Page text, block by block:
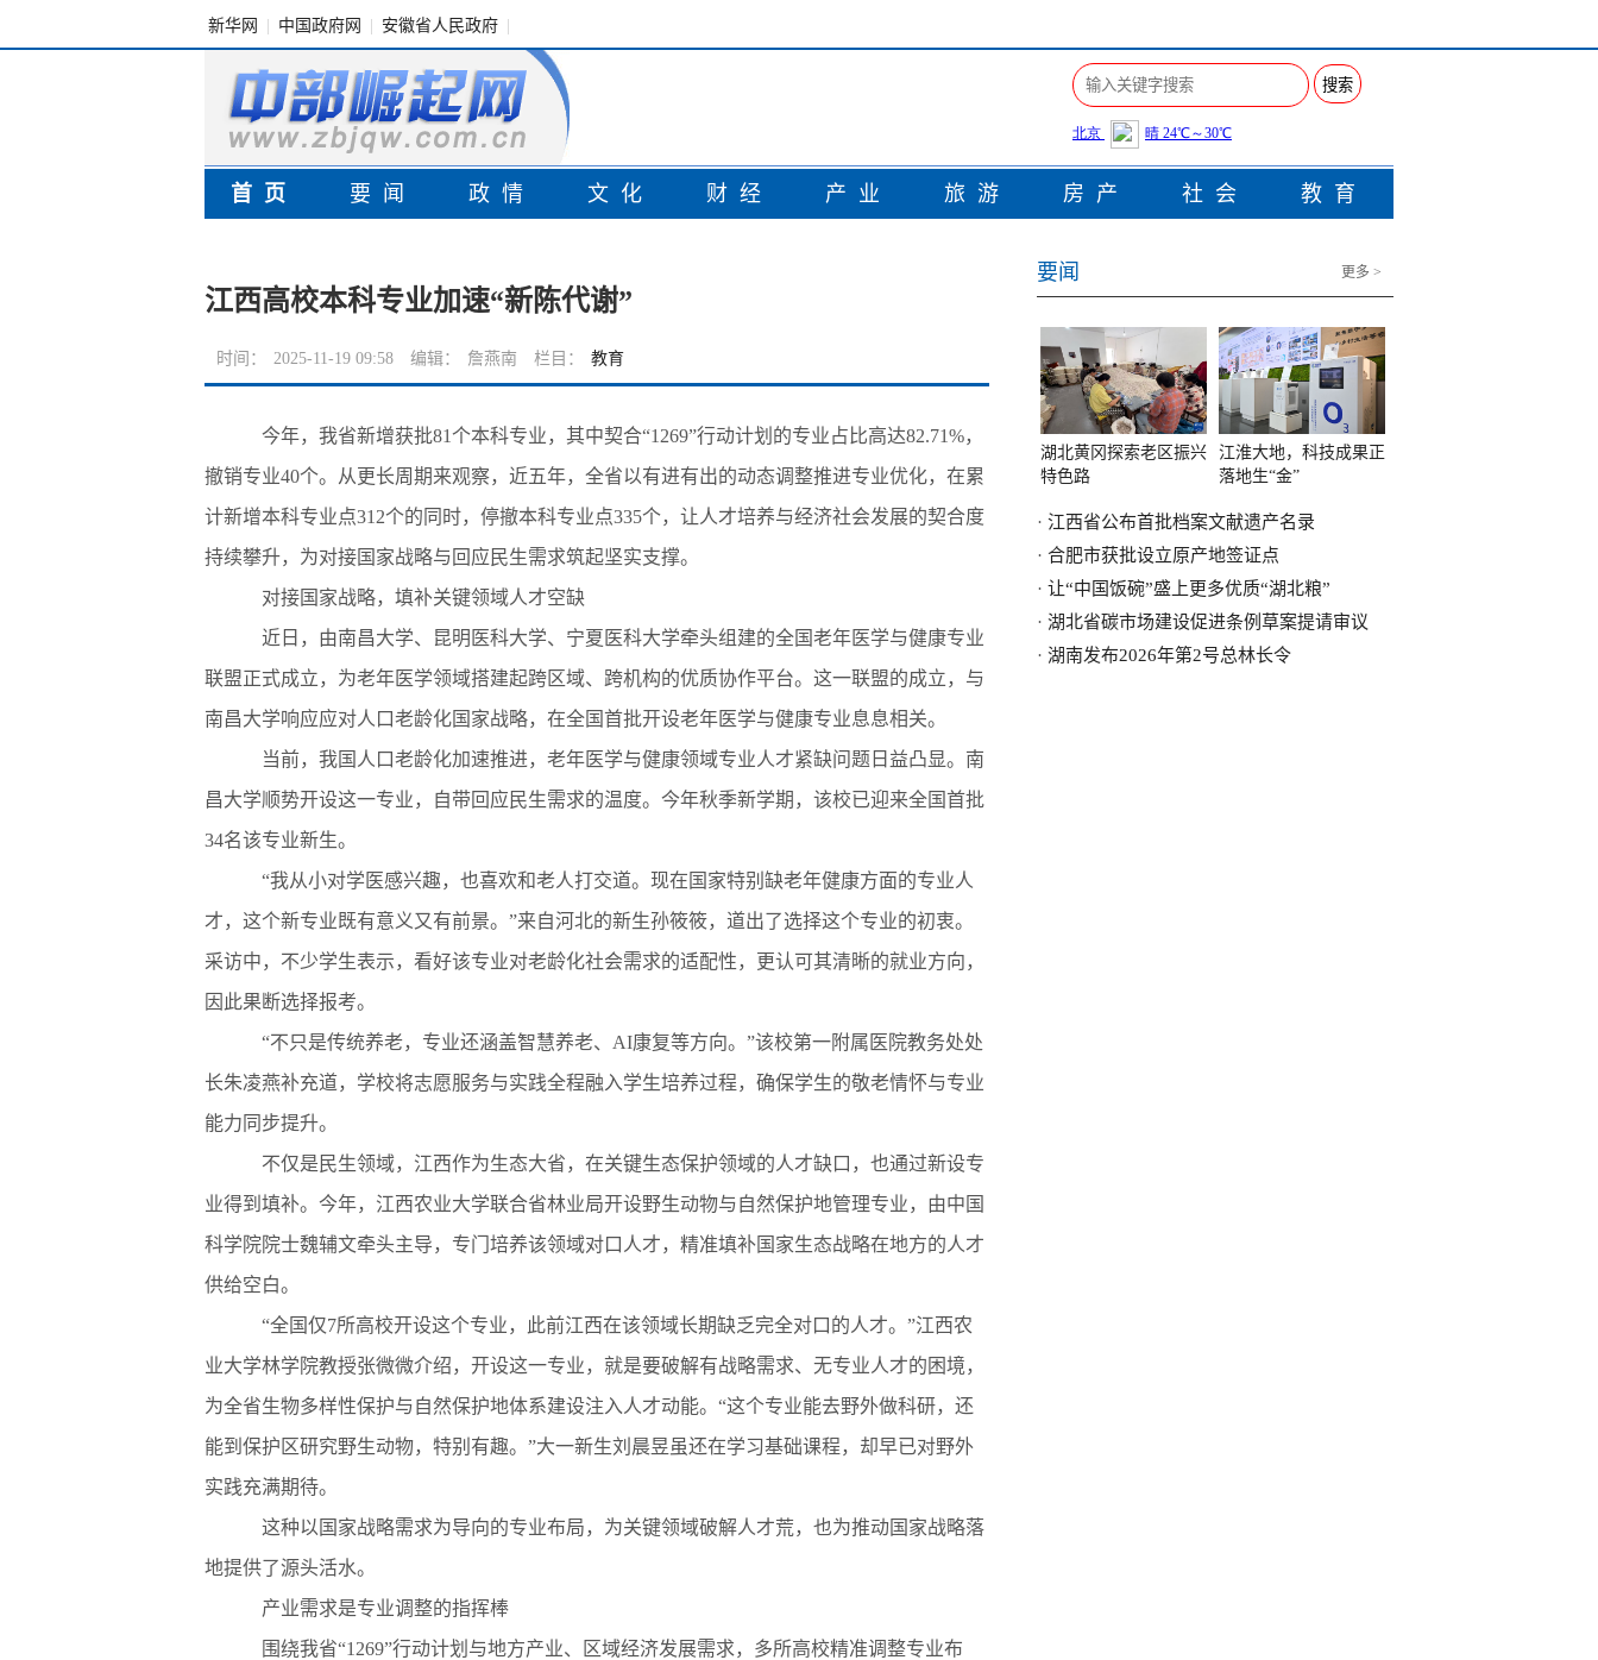
新华网 中国政府网 安徽省人民政府
搜索
首页 要闻 政情 文化 财经 产业 旅游 房产 社会 教育
江西高校本科专业加速“新陈代谢”
时间： 2025-11-19 09:58 编辑： 詹燕南 栏目： 教育
今年，我省新增获批81个本科专业，其中契合“1269”行动计划的专业占比高达82.71%，
撤销专业40个。从更长周期来观察，近五年，全省以有进有出的动态调整推进专业优化，在累
计新增本科专业点312个的同时，停撤本科专业点335个，让人才培养与经济社会发展的契合度
持续攀升，为对接国家战略与回应民生需求筑起坚实支撑。
对接国家战略，填补关键领域人才空缺
近日，由南昌大学、昆明医科大学、宁夏医科大学牵头组建的全国老年医学与健康专业
联盟正式成立，为老年医学领域搭建起跨区域、跨机构的优质协作平台。这一联盟的成立，与
南昌大学响应应对人口老龄化国家战略，在全国首批开设老年医学与健康专业息息相关。
当前，我国人口老龄化加速推进，老年医学与健康领域专业人才紧缺问题日益凸显。南
昌大学顺势开设这一专业，自带回应民生需求的温度。今年秋季新学期，该校已迎来全国首批
34名该专业新生。
“我从小对学医感兴趣，也喜欢和老人打交道。现在国家特别缺老年健康方面的专业人
才，这个新专业既有意义又有前景。”来自河北的新生孙筱筱，道出了选择这个专业的初衷。
采访中，不少学生表示，看好该专业对老龄化社会需求的适配性，更认可其清晰的就业方向，
因此果断选择报考。
“不只是传统养老，专业还涵盖智慧养老、AI康复等方向。”该校第一附属医院教务处处
长朱凌燕补充道，学校将志愿服务与实践全程融入学生培养过程，确保学生的敬老情怀与专业
能力同步提升。
不仅是民生领域，江西作为生态大省，在关键生态保护领域的人才缺口，也通过新设专
业得到填补。今年，江西农业大学联合省林业局开设野生动物与自然保护地管理专业，由中国
科学院院士魏辅文牵头主导，专门培养该领域对口人才，精准填补国家生态战略在地方的人才
供给空白。
“全国仅7所高校开设这个专业，此前江西在该领域长期缺乏完全对口的人才。”江西农
业大学林学院教授张微微介绍，开设这一专业，就是要破解有战略需求、无专业人才的困境，
为全省生物多样性保护与自然保护地体系建设注入人才动能。“这个专业能去野外做科研，还
能到保护区研究野生动物，特别有趣。”大一新生刘晨昱虽还在学习基础课程，却早已对野外
实践充满期待。
这种以国家战略需求为导向的专业布局，为关键领域破解人才荒，也为推动国家战略落
地提供了源头活水。
产业需求是专业调整的指挥棒
围绕我省“1269”行动计划与地方产业、区域经济发展需求，多所高校精准调整专业布
要闻 更多 >
湖北黄冈探索老区振兴
特色路
江淮大地，科技成果正
落地生“金”
· 江西省公布首批档案文献遗产名录
· 合肥市获批设立原产地签证点
· 让“中国饭碗”盛上更多优质“湖北粮”
· 湖北省碳市场建设促进条例草案提请审议
· 湖南发布2026年第2号总林长令